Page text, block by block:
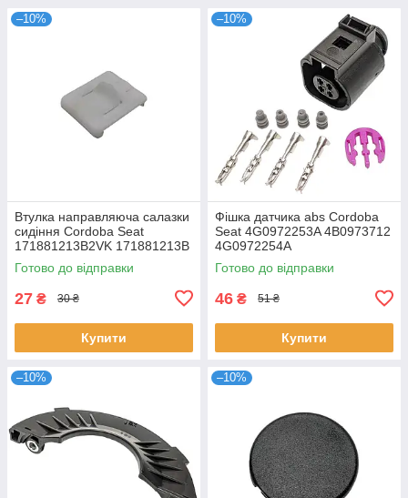
–10%
Втулка направляюча салазки
сидіння Cordoba Seat
171881213B2VK 171881213B
Готово до відправки
27 ₴ 30 ₴
Купити
–10%
Фішка датчика abs Cordoba
Seat 4G0972253A 4B0973712
4G0972254A
Готово до відправки
46 ₴ 51 ₴
Купити
–10% –10%